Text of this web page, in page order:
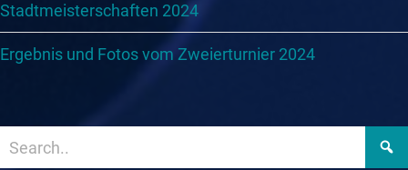
Stadtmeisterschaften 2024
Ergebnis und Fotos vom Zweierturnier 2024